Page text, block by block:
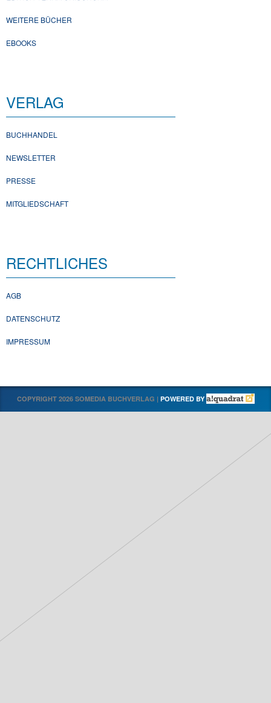
WEITERE BÜCHER
EBOOKS
VERLAG
BUCHHANDEL
NEWSLETTER
PRESSE
MITGLIEDSCHAFT
RECHTLICHES
AGB
DATENSCHUTZ
IMPRESSUM
COPYRIGHT 2026 SOMEDIA BUCHVERLAG | POWERED BY